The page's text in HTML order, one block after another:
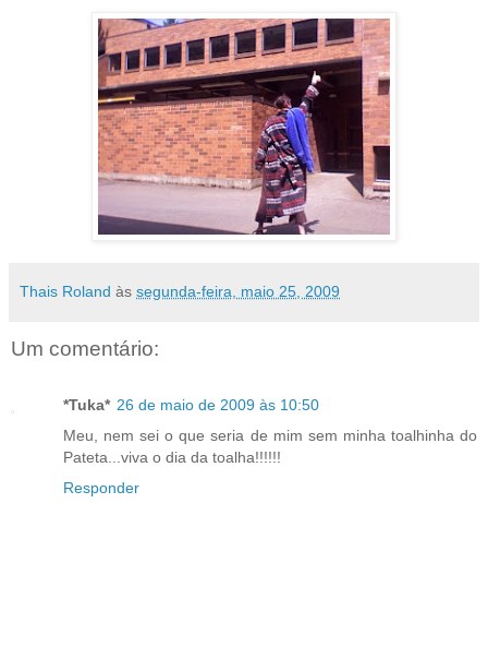
Thais Roland às segunda-feira, maio 25, 2009
Um comentário:
*Tuka* 26 de maio de 2009 às 10:50
Meu, nem sei o que seria de mim sem minha toalhinha do
Pateta...viva o dia da toalha!!!!!!
Responder